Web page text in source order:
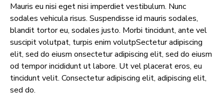
Mauris eu nisi eget nisi imperdiet vestibulum. Nunc
sodales vehicula risus. Suspendisse id mauris sodales,
blandit tortor eu, sodales justo. Morbi tincidunt, ante vel
suscipit volutpat, turpis enim volutpSectetur adipiscing
elit, sed do eiusm onsectetur adipiscing elit, sed do eiusm
od tempor incididunt ut labore. Ut vel placerat eros, eu
tincidunt velit. Consectetur adipiscing elit, adipiscing elit,
sed do.